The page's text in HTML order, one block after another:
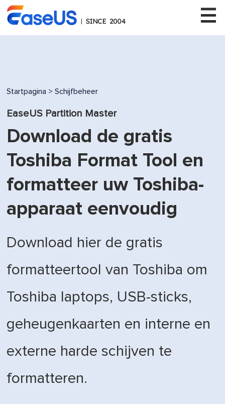
Startpagina > Schijfbeheer
EaseUS Partition Master
Download de gratis
Toshiba Format Tool en
formatteer uw Toshiba-
apparaat eenvoudig
Download hier de gratis
formatteertool van Toshiba om
Toshiba laptops, USB-sticks,
geheugenkaarten en interne en
externe harde schijven te
formatteren.